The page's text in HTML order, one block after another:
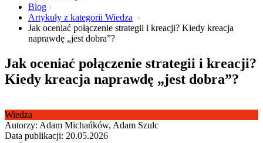
Blog
Artykuły z kategorii Wiedza
Jak oceniać połączenie strategii i kreacji? Kiedy kreacja
naprawdę „jest dobra”?
Jak oceniać połączenie strategii i kreacji?
Kiedy kreacja naprawdę „jest dobra”?
Wiedza
Autorzy: Adam Michańków, Adam Szulc
Data publikacji: 20.05.2026